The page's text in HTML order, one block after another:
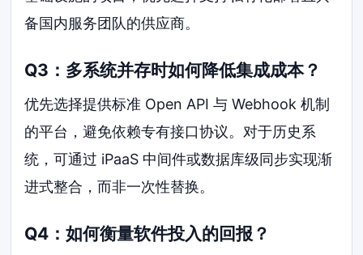
备国内服务团队的供应商。
Q3：多系统并存时如何降低集成成本？
优先选择提供标准 Open API 与 Webhook 机制
的平台，避免依赖专有接口协议。对于历史系
统，可通过 iPaaS 中间件或数据库级同步实现渐
进式整合，而非一次性替换。
Q4：如何衡量软件投入的回报？